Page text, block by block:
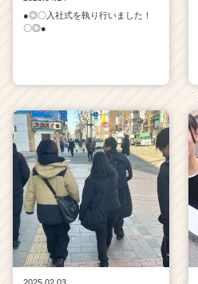
●◎〇入社式を執り行いました！
〇◎●
2025.02.03